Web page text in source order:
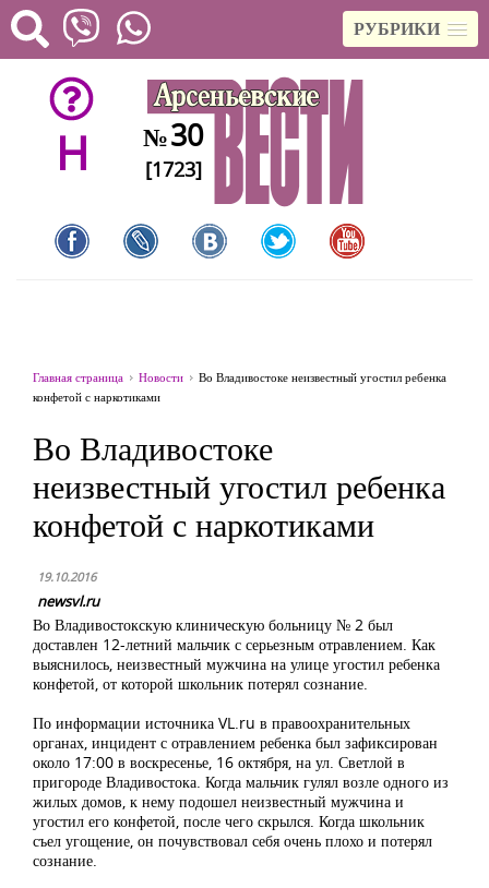
РУБРИКИ
H №30
[1723]
Главная страница Новости
Во Владивостоке неизвестный угостил ребенка
конфетой с наркотиками
Во Владивостоке
неизвестный угостил ребенка
конфетой с наркотиками
19.10.2016
newsvl.ru
Во Владивостокскую клиническую больницу № 2 был
доставлен 12-летний мальчик с серьезным отравлением. Как
выяснилось, неизвестный мужчина на улице угостил ребенка
конфетой, от которой школьник потерял сознание.
По информации источника VL.ru в правоохранительных
органах, инцидент с отравлением ребенка был зафиксирован
около 17:00 в воскресенье, 16 октября, на ул. Светлой в
пригороде Владивостока. Когда мальчик гулял возле одного из
жилых домов, к нему подошел неизвестный мужчина и
угостил его конфетой, после чего скрылся. Когда школьник
съел угощение, он почувствовал себя очень плохо и потерял
сознание.